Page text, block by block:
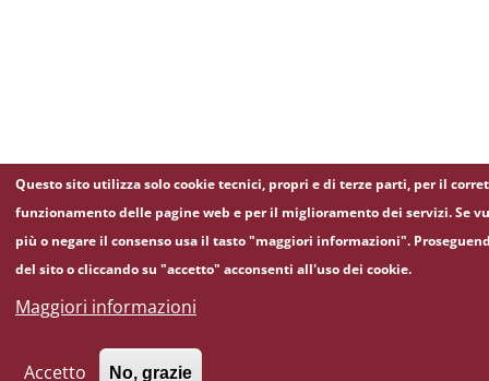
Questo sito utilizza solo cookie tecnici, propri e di terze parti, per il
funzionamento delle pagine web e per il miglioramento dei servizi. Se
più o negare il consenso usa il tasto "maggiori informazioni".
del sito o cliccando su "accetto" acconsenti all'uso dei cookie.
Maggiori informazioni
Accetto No, grazie